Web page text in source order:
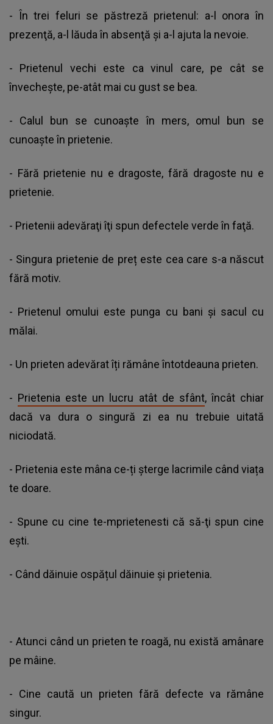
- În trei feluri se păstreză prietenul: a-l onora în
prezenţă, a-l lăuda în absenţă şi a-l ajuta la nevoie.
- Prietenul vechi este ca vinul care, pe cât se
învechește, pe-atât mai cu gust se bea.
- Calul bun se cunoaște în mers, omul bun se
cunoaște în prietenie.
- Fără prietenie nu e dragoste, fără dragoste nu e
prietenie.
- Prietenii adevăraţi îţi spun defectele verde în faţă.
- Singura prietenie de preț este cea care s-a născut
fără motiv.
- Prietenul omului este punga cu bani şi sacul cu
mălai.
- Un prieten adevărat îți rămâne întotdeauna prieten.
- Prietenia este un lucru atât de sfânt, încât chiar
dacă va dura o singură zi ea nu trebuie uitată
niciodată.
- Prietenia este mâna ce-ți șterge lacrimile când viața
te doare.
- Spune cu cine te-mprietenesti că să-ţi spun cine
eşti.
- Când dăinuie ospățul dăinuie și prietenia.
- Atunci când un prieten te roagă, nu există amânare
pe mâine.
- Cine caută un prieten fără defecte va rămâne
singur.